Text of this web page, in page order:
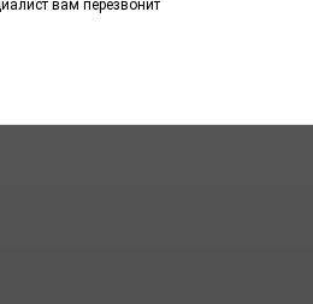
вам перезвонит